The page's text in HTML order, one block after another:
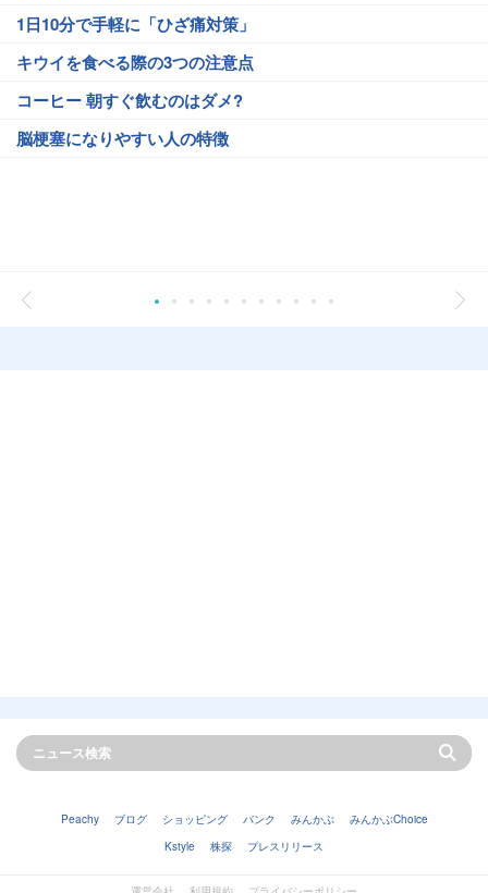
1日10分で手軽に「ひざ痛対策」
キウイを食べる際の3つの注意点
コーヒー 朝すぐ飲むのはダメ?
脳梗塞になりやすい人の特徴
Peachy ブログ ショッピング バンク みんかぶ
みんかぶChoice
Kstyle
株探 プレスリリース